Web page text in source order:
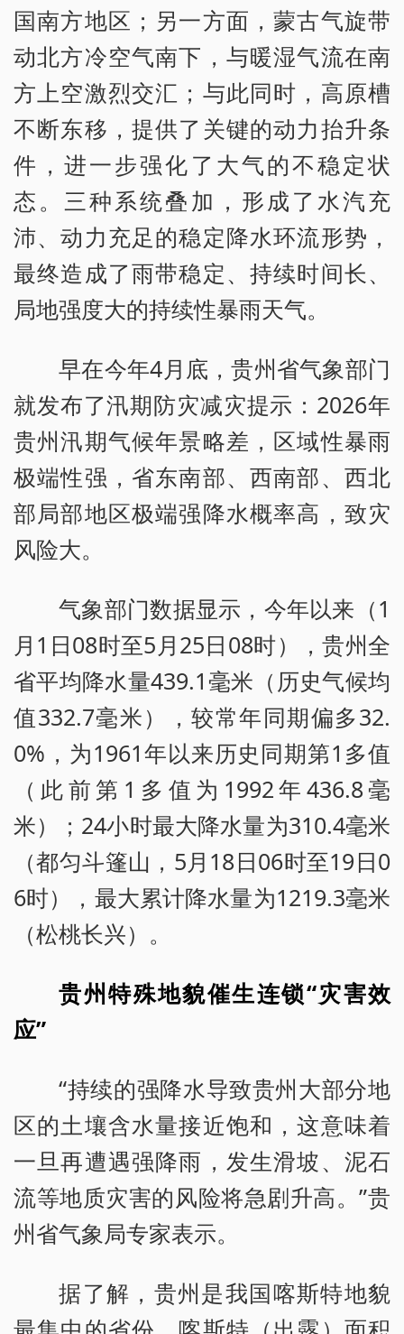
国南方地区；另一方面，蒙古气旋带
动北方冷空气南下，与暖湿气流在南
方上空激烈交汇；与此同时，高原槽
不断东移，提供了关键的动力抬升条
件，进一步强化了大气的不稳定状
态。三种系统叠加，形成了水汽充
沛、动力充足的稳定降水环流形势，
最终造成了雨带稳定、持续时间长、
局地强度大的持续性暴雨天气。
早在今年4月底，贵州省气象部门
就发布了汛期防灾减灾提示：2026年
贵州汛期气候年景略差，区域性暴雨
极端性强，省东南部、西南部、西北
部局部地区极端强降水概率高，致灾
风险大。
气象部门数据显示，今年以来（1
月1日08时至5月25日08时），贵州全
省平均降水量439.1毫米（历史气候均
值332.7毫米），较常年同期偏多32.
0%，为1961年以来历史同期第1多值
（此前第1多值为1992年436.8毫
米）；24小时最大降水量为310.4毫米
（都匀斗篷山，5月18日06时至19日0
6时），最大累计降水量为1219.3毫米
（松桃长兴）。
贵州特殊地貌催生连锁“灾害效
应”
“持续的强降水导致贵州大部分地
区的土壤含水量接近饱和，这意味着
一旦再遭遇强降雨，发生滑坡、泥石
流等地质灾害的风险将急剧升高。”贵
州省气象局专家表示。
据了解，贵州是我国喀斯特地貌